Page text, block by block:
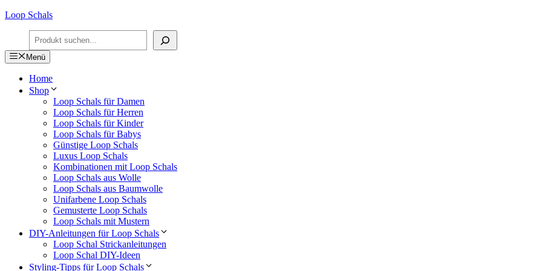
Zum
springen
Loop Schals
Suchen
Menü
Home
Shop
Loop Schals für Damen
Loop Schals für Herren
Loop Schals für Kinder
Loop Schals für Babys
Günstige Loop Schals
Luxus Loop Schals
Kombinationen mit Loop Schals
Loop Schals aus Wolle
Loop Schals aus Baumwolle
Unifarbene Loop Schals
Gemusterte Loop Schals
Loop Schals mit Mustern
DIY-Anleitungen für Loop Schals
Loop Schal Strickanleitungen
Loop Schal DIY-Ideen
Styling-Tipps für Loop Schals